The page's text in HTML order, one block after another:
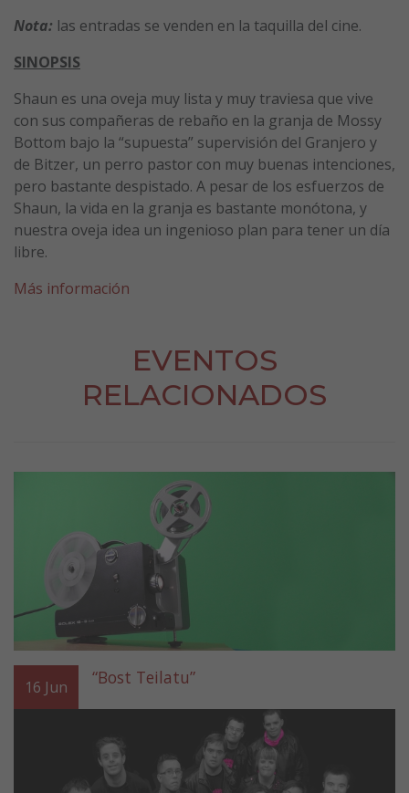
Nota: las entradas se venden en la taquilla del cine.
SINOPSIS
Shaun es una oveja muy lista y muy traviesa que vive
con sus compañeras de rebaño en la granja de Mossy
Bottom bajo la “supuesta” supervisión del Granjero y
de Bitzer, un perro pastor con muy buenas intenciones,
pero bastante despistado. A pesar de los esfuerzos de
Shaun, la vida en la granja es bastante monótona, y
nuestra oveja idea un ingenioso plan para tener un día
libre.
Más información
EVENTOS
RELACIONADOS
16 Jun “Bost Teilatu”